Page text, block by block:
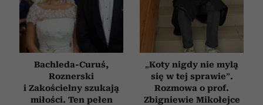
Bachleda-Curuś,
Roznerski
i Zakościelny szukają
miłości. Ten pełen
„Koty nigdy nie mylą
się w tej sprawie”.
Rozmowa o prof.
Zbigniewie Mikołejce